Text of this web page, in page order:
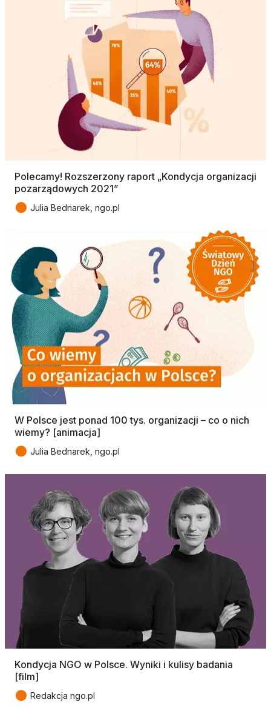
Polecamy! Rozszerzony raport „Kondycja organizacji
pozarządowych 2021”
● Julia Bednarek, ngo.pl
W Polsce jest ponad 100 tys. organizacji – co o nich
wiemy? [animacja]
● Julia Bednarek, ngo.pl
Kondycja NGO w Polsce. Wyniki i kulisy badania
[film]
● Redakcja ngo.pl